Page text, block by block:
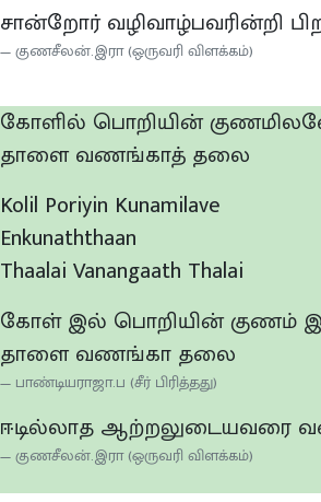
சான்றோர் வழிவாழ்பவரின்றி
குணசீலன்.இரா (ஒருவரி விளக்கம்)
கோளில் பொறியின்
தாளை வணங்காத் தலை
Kolil Poriyin Kunamilave
Enkunaththaan
Thaalai Vanangaath Thalai
கோள் இல் பொறியின் குணம்
தாளை வணங்கா தலை
பாண்டியராஜா.ப (சீர் பிரித்தது)
ஈடில்லாத ஆற்றலுடையவரை
குணசீலன்.இரா (ஒருவரி விளக்கம்)